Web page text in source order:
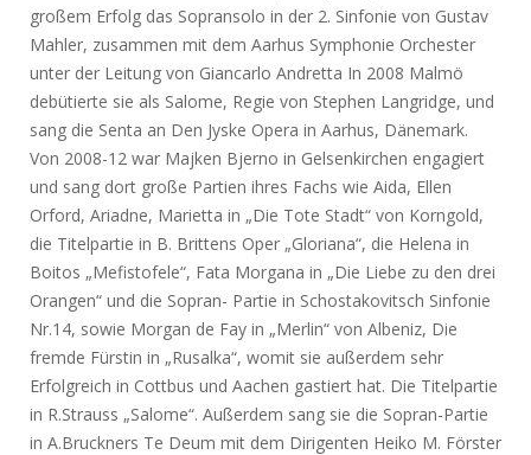
großem Erfolg das Sopransolo in der 2. Sinfonie von Gustav
Mahler, zusammen mit dem Aarhus Symphonie Orchester
unter der Leitung von Giancarlo Andretta In 2008 Malmö
debütierte sie als Salome, Regie von Stephen Langridge, und
sang die Senta an Den Jyske Opera in Aarhus, Dänemark.
Von 2008-12 war Majken Bjerno in Gelsenkirchen engagiert
und sang dort große Partien ihres Fachs wie Aida, Ellen
Orford, Ariadne, Marietta in „Die Tote Stadt“ von Korngold,
die Titelpartie in B. Brittens Oper „Gloriana“, die Helena in
Boitos „Mefistofele“, Fata Morgana in „Die Liebe zu den drei
Orangen“ und die Sopran- Partie in Schostakovitsch Sinfonie
Nr.14, sowie Morgan de Fay in „Merlin“ von Albeniz, Die
fremde Fürstin in „Rusalka“, womit sie außerdem sehr
Erfolgreich in Cottbus und Aachen gastiert hat. Die Titelpartie
in R.Strauss „Salome“. Außerdem sang sie die Sopran-Partie
in A.Bruckners Te Deum mit dem Dirigenten Heiko M. Förster